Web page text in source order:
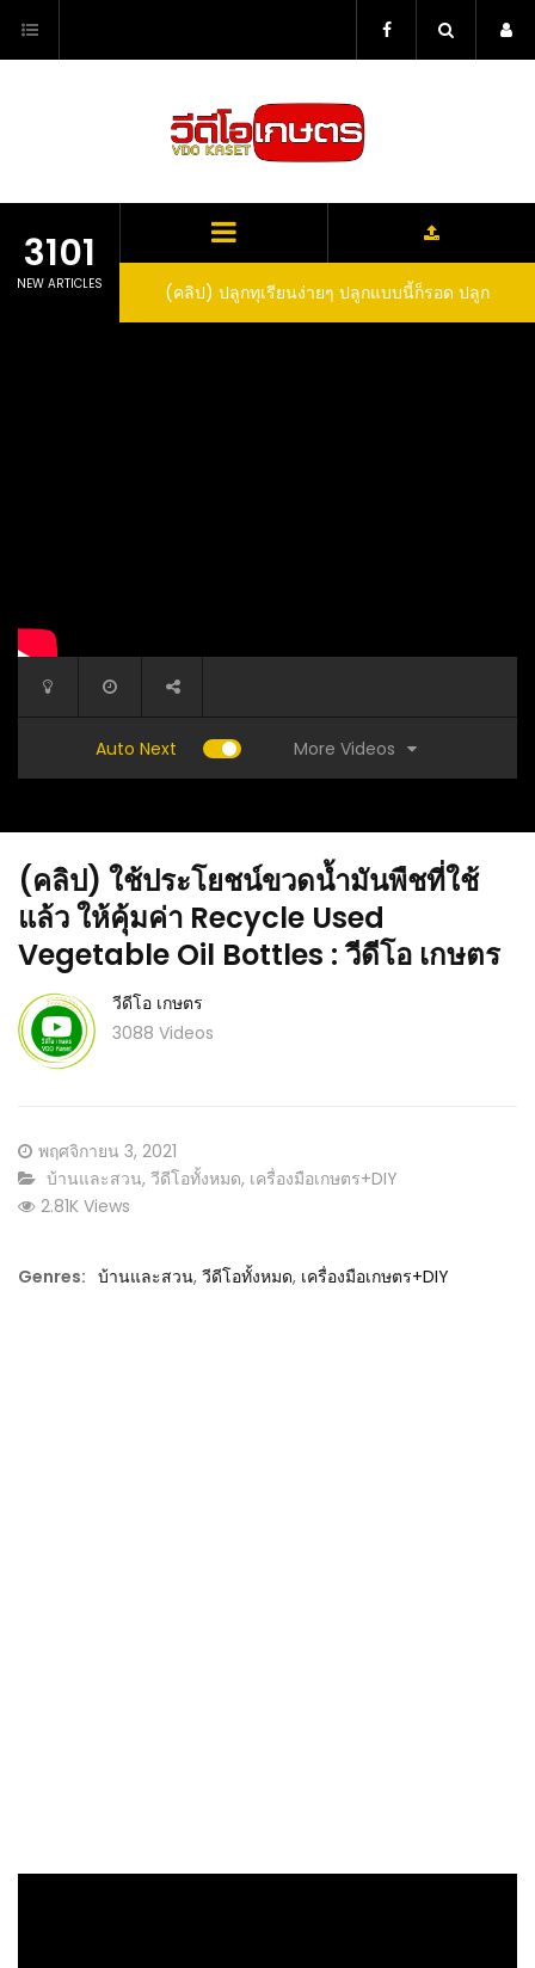
content
3101
NEW ARTICLES
ตรกำจัดเพลี้ย มด
(คลิป) ปลูกทุเรียนง่ายๆ ปลูกแบบนี้ก็รอด ปลูก
ทุเรียนต้นคู่ แบบเสียบยอดและเมล็ด
Auto Next More Videos
วีดีโอ
ปุ๋ยยูเรียมีข้อที่ควรรู้ก่อนใช้งาน และปุ๋ยยูเรียมีข้อดี
และข้อเสียอย่างไร ใช้อย่างไรให้ได้ผล : วีดีโอ
(คลิป) ใช้ประโยชน์ขวดน้ำมันพืชที่ใช้
แล้ว ให้คุ้มค่า Recycle Used
Vegetable Oil Bottles : วีดีโอ เกษตร
วีดีโอ เกษตร
3088 Videos
Posted
on
พฤศจิกายน 3, 2021
CATEGORY:
บ้านและสวน, วีดีโอทั้งหมด, เครื่องมือเกษตร+DIY
2.81K Views
Genres: บ้านและสวน, วีดีโอทั้งหมด, เครื่องมือเกษตร+DIY